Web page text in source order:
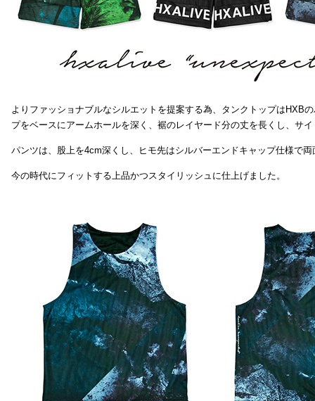
よりファッショナブルなシルエットを提案する為、タンクトップはHXB
プをベースにアームホールを深く、裾のレイヤード分の丈を長くし、サ
パンツは、股上を4cm深くし、ヒモ先はシルバーエンドキャップ仕様で
今の時代にフィットする上品かつスタイリッシュに仕上げました。